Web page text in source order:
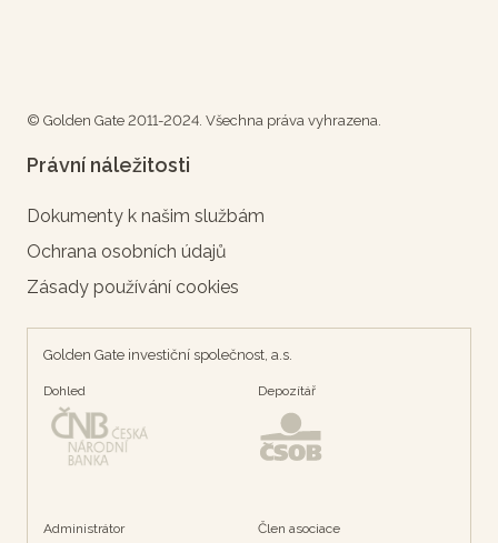
© Golden Gate 2011-2024. Všechna práva vyhrazena.
Právní náležitosti
Dokumenty k našim službám
Ochrana osobních údajů
Zásady používání cookies
Golden Gate investiční společnost, a.s.
Dohled Depozítář
Administrátor Člen asociace